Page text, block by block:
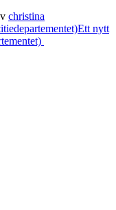
christina
Ett nytt